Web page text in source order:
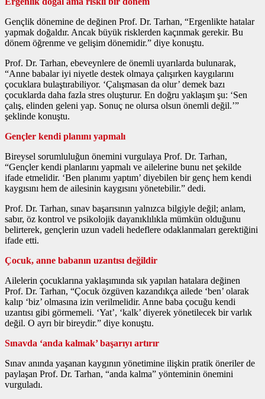
Gençlik dönemine de değinen Prof. Dr. Tarhan, “Ergenlikte hatalar
yapmak doğaldır. Ancak büyük risklerden kaçınmak gerekir. Bu
dönem öğrenme ve gelişim dönemidir.” diye konuştu.
Prof. Dr. Tarhan, ebeveynlere de önemli uyarılarda bulunarak,
“Anne babalar iyi niyetle destek olmaya çalışırken kaygılarını
çocuklara bulaştırabiliyor. ‘Çalışmasan da olur’ demek bazı
çocuklarda daha fazla stres oluşturur. En doğru yaklaşım şu: ‘Sen
çalış, elinden geleni yap. Sonuç ne olursa olsun önemli değil.’”
şeklinde konuştu.
Gençler kendi planını yapmalı
Bireysel sorumluluğun önemini vurgulaya Prof. Dr. Tarhan,
“Gençler kendi planlarını yapmalı ve ailelerine bunu net şekilde
ifade etmelidir. ‘Ben planımı yaptım’ diyebilen bir genç hem kendi
kaygısını hem de ailesinin kaygısını yönetebilir.” dedi.
Prof. Dr. Tarhan, sınav başarısının yalnızca bilgiyle değil; anlam,
sabır, öz kontrol ve psikolojik dayanıklılıkla mümkün olduğunu
belirterek, gençlerin uzun vadeli hedeflere odaklanmaları gerektiğini
ifade etti.
Çocuk, anne babanın uzantısı değildir
Ailelerin çocuklarına yaklaşımında sık yapılan hatalara değinen
Prof. Dr. Tarhan, “Çocuk özgüven kazandıkça ailede ‘ben’ olarak
kalıp ‘biz’ olmasına izin verilmelidir. Anne baba çocuğu kendi
uzantısı gibi görmemeli. ‘Yat’, ‘kalk’ diyerek yönetilecek bir varlık
değil. O ayrı bir bireydir.” diye konuştu.
Sınavda ‘anda kalmak’ başarıyı artırır
Sınav anında yaşanan kaygının yönetimine ilişkin pratik öneriler de
paylaşan Prof. Dr. Tarhan, “anda kalma” yönteminin önemini
vurguladı.